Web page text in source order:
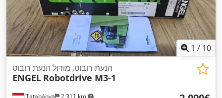
1 / 10
Tatabánya 2,311 km
הנעת רובוט, מודול הנעת רובוט
ENGEL Robotdrive M3-1